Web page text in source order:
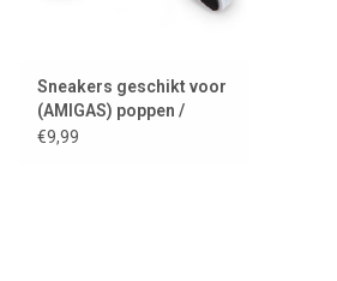
Sneakers geschikt voor
(AMIGAS) poppen /
poppenschoenen
€9,99